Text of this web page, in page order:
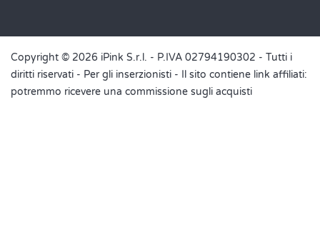
Copyright © 2026 iPink S.r.l. - P.IVA 02794190302 - Tutti i
diritti riservati - Per gli inserzionisti - Il sito contiene link affiliati:
potremmo ricevere una commissione sugli acquisti